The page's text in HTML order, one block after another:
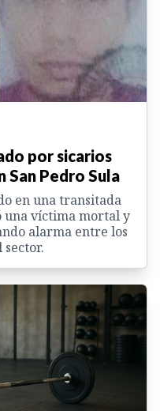
por sicarios
San Pedro Sula
en una transitada
una víctima mortal y
alarma entre los